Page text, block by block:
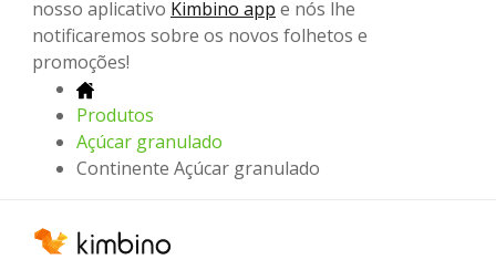
nosso aplicativo Kimbino app e nós lhe
notificaremos sobre os novos folhetos e
promoções!
Produtos
Açúcar granulado
Continente Açúcar granulado